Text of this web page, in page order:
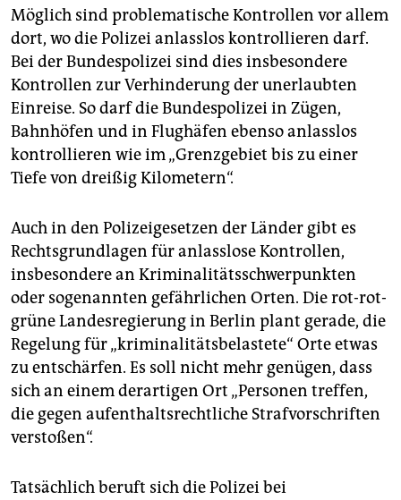
Möglich sind problematische Kontrollen vor allem
dort, wo die Polizei anlasslos kontrollieren darf.
Bei der Bundespolizei sind dies insbesondere
Kontrollen zur Verhinderung der unerlaubten
Einreise. So darf die Bundespolizei in Zügen,
Bahnhöfen und in Flughäfen ebenso anlasslos
kontrollieren wie im „Grenzgebiet bis zu einer
Tiefe von dreißig Kilometern“.
Auch in den Polizeigesetzen der Länder gibt es
Rechtsgrundlagen für anlasslose Kontrollen,
insbesondere an Kriminalitätsschwerpunkten
oder sogenannten gefährlichen Orten. Die rot-rot-
grüne Landesregierung in Berlin plant gerade, die
Regelung für „kriminalitätsbelastete“ Orte etwas
zu entschärfen. Es soll nicht mehr genügen, dass
sich an einem derartigen Ort „Personen treffen,
die gegen aufenthaltsrechtliche Strafvorschriften
verstoßen“.
Tatsächlich beruft sich die Polizei bei